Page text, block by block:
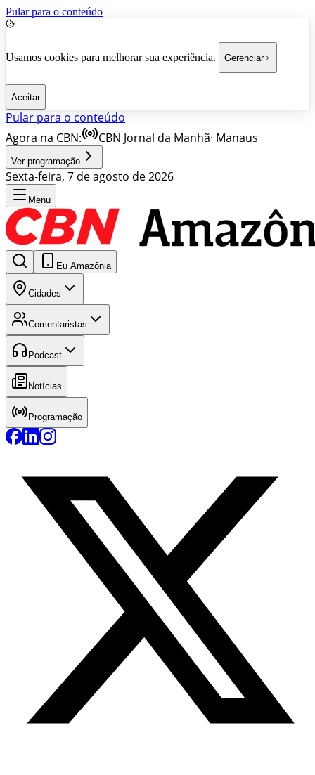
Pular para o conteúdo
Usamos cookies para melhorar sua experiência. Gerenciar
Aceitar
Pular para o conteúdo
Agora na CBN:
CBN Jornal da Manhã· Manaus
Ver programação
Sexta-feira, 7 de agosto de 2026
Menu
Eu Amazônia
Cidades
Comentaristas
Podcast
Notícias
Programação